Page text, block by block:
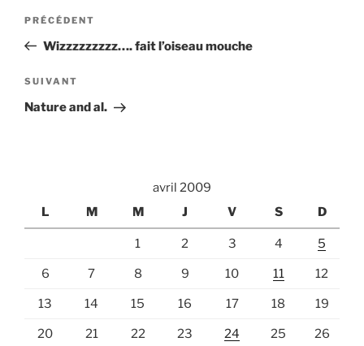
Navigation
l’article
Article
précédent
PRÉCÉDENT
Wizzzzzzzzz…. fait l’oiseau mouche
Article
suivant
SUIVANT
Nature and al.
avril 2009
L
M M J V S D
1 2 3 4 5
6 7 8 9 10 11 12
13 14 15 16 17 18 19
20 21 22 23 24 25 26